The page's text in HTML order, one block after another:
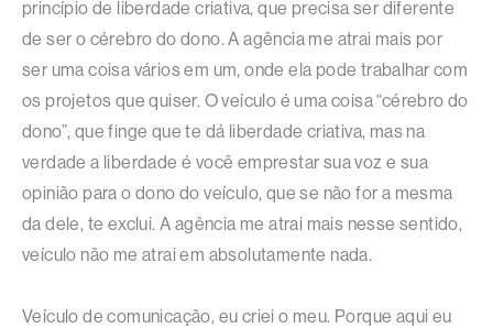
princípio de liberdade criativa, que precisa ser diferente
de ser o cérebro do dono. A agência me atrai mais por
ser uma coisa vários em um, onde ela pode trabalhar com
os projetos que quiser. O veículo é uma coisa “cérebro do
dono”, que finge que te dá liberdade criativa, mas na
verdade a liberdade é você emprestar sua voz e sua
opinião para o dono do veículo, que se não for a mesma
da dele, te exclui. A agência me atrai mais nesse sentido,
veículo não me atrai em absolutamente nada.
Veículo de comunicação, eu criei o meu. Porque aqui eu